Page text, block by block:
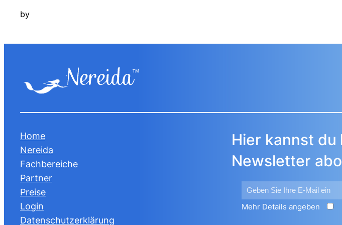
by
Home
Nereida
Fachbereiche
Partner
Preise
Login
Datenschutzerklärung
Hier kannst du
Newsletter
Mehr Details angeben